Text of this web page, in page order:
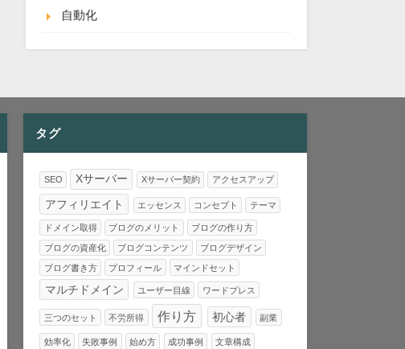
自動化
タグ
SEO Xサーバー Xサーバー契約 アクセスアップ
アフィリエイト エッセンス コンセプト テーマ
ドメイン取得 ブログのメリット ブログの作り方
ブログの資産化 ブログコンテンツ ブログデザイン
ブログ書き方 プロフィール マインドセット
マルチドメイン ユーザー目線 ワードプレス
三つのセット 不労所得 作り方 初心者 副業
効率化 失敗事例 始め方 成功事例 文章構成